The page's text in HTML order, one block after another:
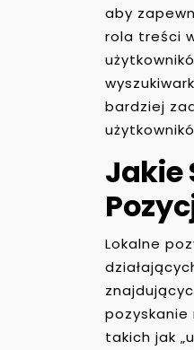
aby
rola treści
bardziej
Jakie
Lokalne
takich jak